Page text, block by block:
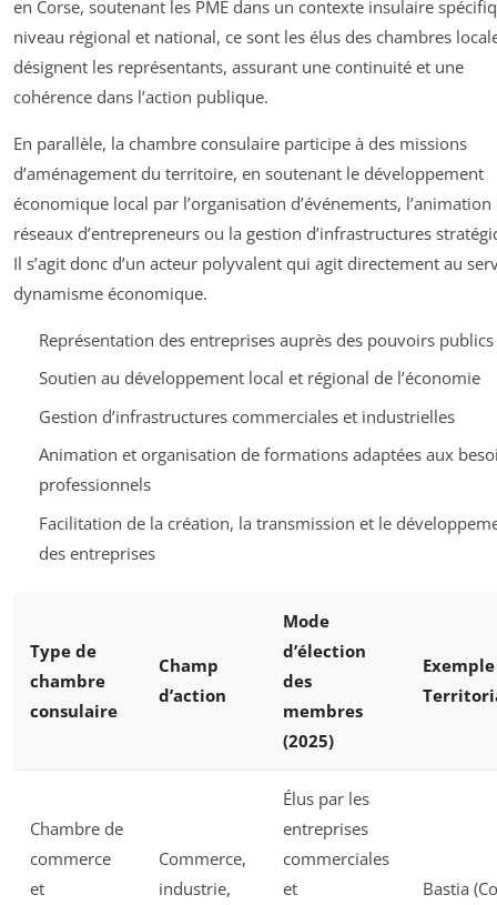
en Corse, soutenant les PME dans un contexte insulaire
niveau régional et national, ce sont les élus des chambres
désignent les représentants, assurant une continuité et une
cohérence dans l’action publique.
En parallèle, la chambre consulaire participe à des missions
d’aménagement du territoire, en soutenant le développement
économique local par l’organisation d’événements, l’animation
réseaux d’entrepreneurs ou la gestion d’infrastructures
Il s’agit donc d’un acteur polyvalent qui agit directement au
dynamisme économique.
Représentation des entreprises auprès des pouvoirs publics
Soutien au développement local et régional de l’économie
Gestion d’infrastructures commerciales et industrielles
Animation et organisation de formations adaptées aux
professionnels
Facilitation de la création, la transmission et le
des entreprises
Type de
chambre
consulaire
Champ
d’action
Mode
d’élection
des
membres
(2025)
Exemple
Chambre de
commerce
et
Commerce,
industrie,
Élus par les
entreprises
commerciales
et
Bastia